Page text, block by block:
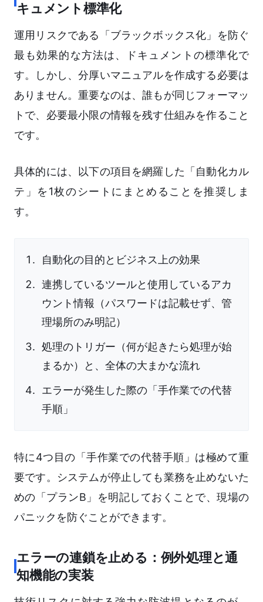
キュメント標準化
運用リスクである「ブラックボックス化」を防ぐ
最も効果的な方法は、ドキュメントの標準化で
す。しかし、分厚いマニュアルを作成する必要は
ありません。重要なのは、誰もが同じフォーマッ
トで、必要最小限の情報を残す仕組みを作ること
です。
具体的には、以下の項目を網羅した「自動化カル
テ」を1枚のシートにまとめることを推奨しま
す。
自動化の目的とビジネス上の効果
連携しているツールと使用しているアカ
ウント情報（パスワードは記載せず、管
理場所のみ明記）
処理のトリガー（何が起きたら処理が始
まるか）と、全体の大まかな流れ
エラーが発生した際の「手作業での代替
手順」
特に4つ目の「手作業での代替手順」は極めて重
要です。システムが停止しても業務を止めないた
めの「プランB」を明記しておくことで、現場の
パニックを防ぐことができます。
エラーの連鎖を止める：例外処理と通
知機能の実装